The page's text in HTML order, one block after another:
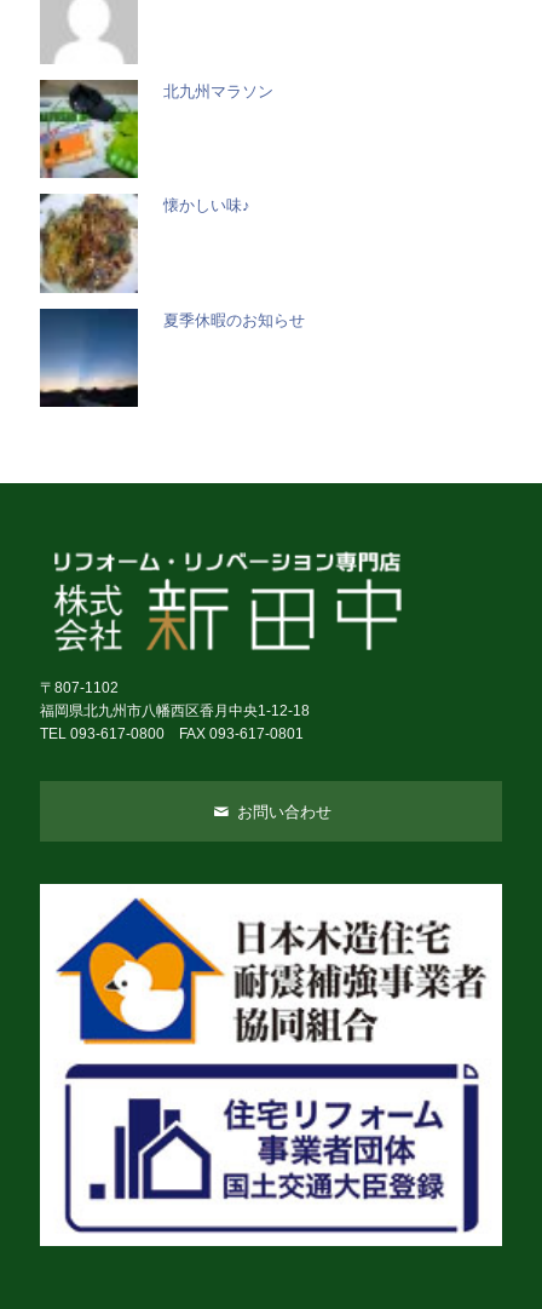
北九州マラソン
懐かしい味♪
夏季休暇のお知らせ
〒807-1102
福岡県北九州市八幡西区香月中央1-12-18
TEL 093-617-0800 FAX 093-617-0801
お問い合わせ